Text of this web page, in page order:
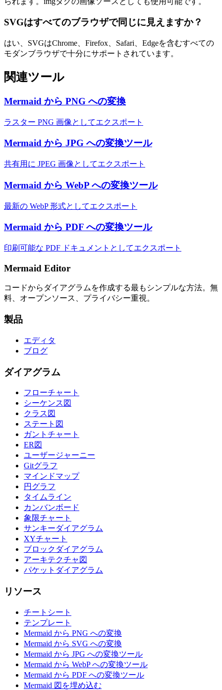
SVGはすべてのブラウザで同じに見えますか？
はい、SVGはChrome、Firefox、Safari、Edgeを含むすべての
モダンブラウザで十分にサポートされています。
関連ツール
Mermaid から PNG への変換
ラスター PNG 画像としてエクスポート
Mermaid から JPG への変換ツール
共有用に JPEG 画像としてエクスポート
Mermaid から WebP への変換ツール
最新の WebP 形式としてエクスポート
Mermaid から PDF への変換ツール
印刷可能な PDF ドキュメントとしてエクスポート
Mermaid Editor
コードからダイアグラムを作成する最もシンプルな方法。無
料、オープンソース、プライバシー重視。
製品
エディタ
ブログ
ダイアグラム
フローチャート
シーケンス図
クラス図
ステート図
ガントチャート
ER図
ユーザージャーニー
Gitグラフ
マインドマップ
円グラフ
タイムライン
カンバンボード
象限チャート
サンキーダイアグラム
XYチャート
ブロックダイアグラム
アーキテクチャ図
パケットダイアグラム
リソース
チートシート
テンプレート
Mermaid から PNG への変換
Mermaid から SVG への変換
Mermaid から JPG への変換ツール
Mermaid から WebP への変換ツール
Mermaid から PDF への変換ツール
Mermaid 図を埋め込む